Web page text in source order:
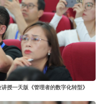
授一天版《管理者的数字化转型》